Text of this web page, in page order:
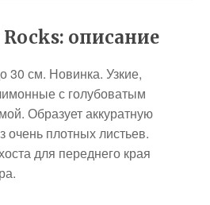
описание
см. Новинка. Узкие,
с голубоватым
Образует аккуратную
очень плотных листьев.
для переднего края